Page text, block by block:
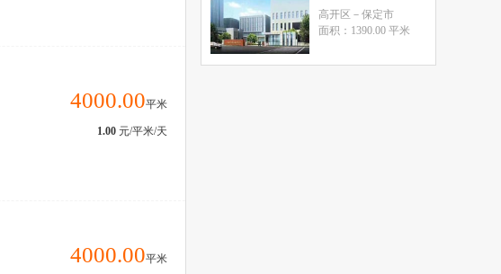
4000.00平米
1.00 元/平米/天
4000.00平米
高开区 －保定市
面积：1390.00 平米